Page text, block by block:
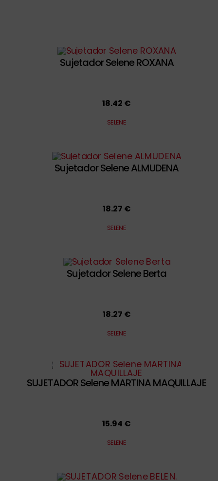
Sujetador Selene ROXANA
18.42 €
SELENE
Sujetador Selene ALMUDENA
18.27 €
SELENE
Sujetador Selene Berta
18.27 €
SELENE
SUJETADOR Selene MARTINA MAQUILLAJE
15.94 €
SELENE